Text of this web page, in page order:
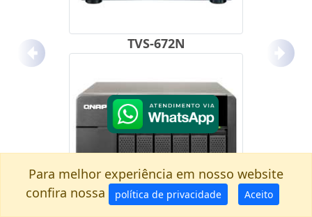
TVS-672N
Anterior
Para melhor experiência em nosso website
confira nossa
política de privacidade Aceito